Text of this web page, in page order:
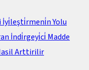
İyi̇leşti̇rmeni̇n Yolu
İndi̇rgeyi̇ci̇ Madde
Arttirilir